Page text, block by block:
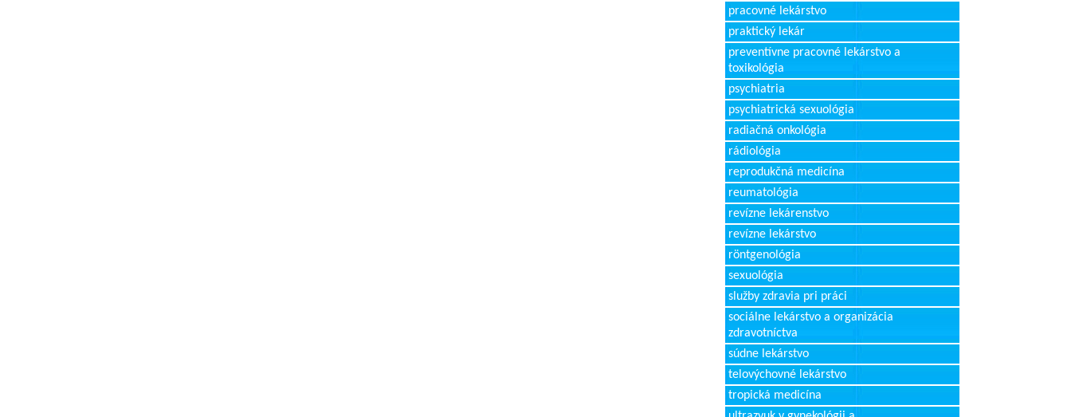
pracovné lekárstvo
praktický lekár
preventívne pracovné lekárstvo a
toxikológia
psychiatria
psychiatrická sexuológia
radiačná onkológia
rádiológia
reprodukčná medicína
reumatológia
revízne lekárenstvo
revízne lekárstvo
röntgenológia
sexuológia
služby zdravia pri práci
sociálne lekárstvo a organizácia
zdravotníctva
súdne lekárstvo
telovýchovné lekárstvo
tropická medicína